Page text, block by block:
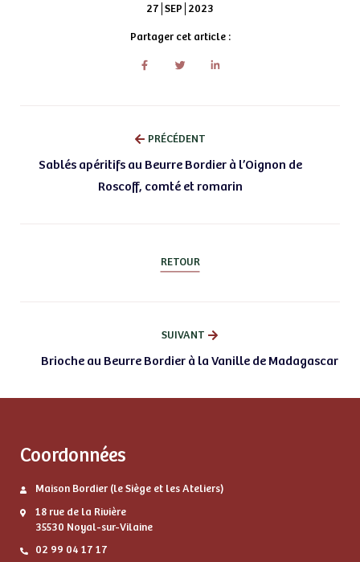
27 SEP 2023
Partager cet article :
PRÉCÉDENT
Sablés apéritifs au Beurre Bordier à l’Oignon de
Roscoff, comté et romarin
RETOUR
SUIVANT
Brioche au Beurre Bordier à la Vanille de Madagascar
Coordonnées
Maison Bordier (le Siège et les Ateliers)
18 rue de la Rivière
35530 Noyal-sur-Vilaine
02 99 04 17 17